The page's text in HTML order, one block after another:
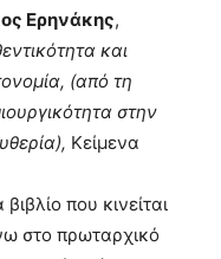
Ερηνάκης,
και
(από τη
στην
Κείμενα
που κινείται
στο πρωταρχικό